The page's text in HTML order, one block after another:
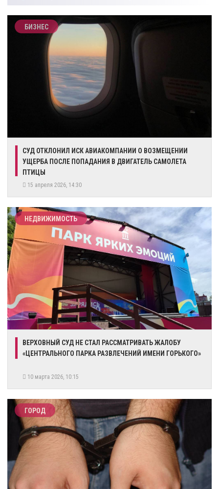
БИЗНЕС
СУД ОТКЛОНИЛ ИСК АВИАКОМПАНИИ О ВОЗМЕЩЕНИИ
УЩЕРБА ПОСЛЕ ПОПАДАНИЯ В ДВИГАТЕЛЬ САМОЛЕТА
ПТИЦЫ
15 апреля 2026, 14:30
НЕДВИЖИМОСТЬ
ВЕРХОВНЫЙ СУД НЕ СТАЛ РАССМАТРИВАТЬ ЖАЛОБУ
«ЦЕНТРАЛЬНОГО ПАРКА РАЗВЛЕЧЕНИЙ ИМЕНИ ГОРЬКОГО»
10 марта 2026, 10:15
ГОРОД